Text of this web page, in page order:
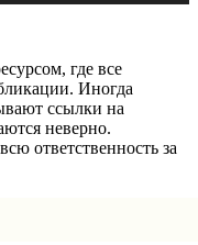
где все
Иногда
ссылки на
неверно.
ответственность за